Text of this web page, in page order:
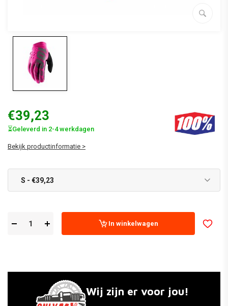
€39,23
⏳Geleverd in 2-4 werkdagen
Bekijk productinformatie >
S - €39,23
In winkelwagen
Wij zijn er voor jou!